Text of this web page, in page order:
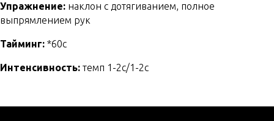
Упражнение: наклон с дотягиванием, полное
выпрямлением рук
Тайминг: *60с
Интенсивность: темп 1-2с/1-2с